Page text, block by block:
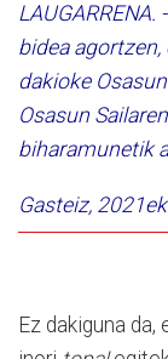
bidea
dakioke
Osasun
biharamunetik
Gasteiz,
Ez dakiguna